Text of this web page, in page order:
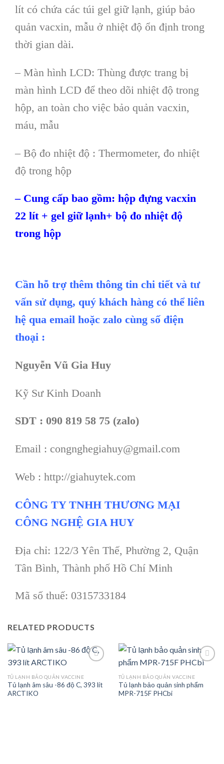
lít có chứa các túi gel giữ lạnh, giúp bảo
quản vacxin, mẫu ở nhiệt độ ổn định trong
thời gian dài.
– Màn hình LCD: Thùng được trang bị
màn hình LCD để theo dõi nhiệt độ trong
hộp, an toàn cho việc bảo quản vacxin,
máu, mẫu
– Bộ đo nhiệt độ : Thermometer, đo nhiệt
độ trong hộp
– Cung cấp bao gồm: hộp đựng vacxin
22 lít + gel giữ lạnh+ bộ đo nhiệt độ
trong hộp
Cần hỗ trợ thêm thông tin chi tiết và tư
vấn sử dụng, quý khách hàng có thể liên
hệ qua email hoặc zalo cùng số điện
thoại :
Nguyễn Vũ Gia Huy
Kỹ Sư Kinh Doanh
SDT : 090 819 58 75 (zalo)
Email : congnghegiahuy@gmail.com
Web : http://giahuytek.com
CÔNG TY TNHH THƯƠNG MẠI
CÔNG NGHỆ GIA HUY
Địa chỉ: 122/3 Yên Thế, Phường 2, Quận
Tân Bình, Thành phố Hồ Chí Minh
Mã số thuế: 0315733184
RELATED PRODUCTS
Add to
TỦ LẠNH BẢO QUẢN VACCINE
Tủ lạnh âm sâu -86 độ C, 393 lít
ARCTIKO
Add to
TỦ LẠNH BẢO QUẢN VACCINE
Tủ lạnh bảo quản sinh phẩm
MPR-715F PHCbi